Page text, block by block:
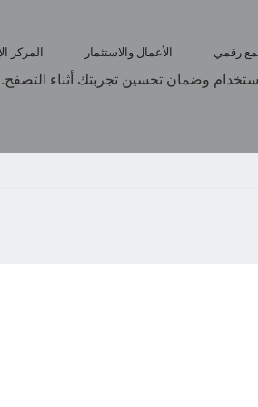
رقمي الأعمال والاستثمار المركز
وضمان تحسين تجربتك أثناء